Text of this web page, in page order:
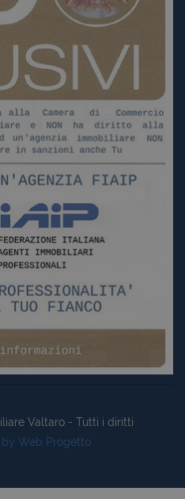
Valtaro - Tutti i diritti
by Web Progetto